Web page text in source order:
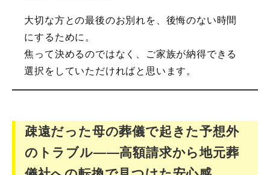
大切な方との最後のお別れを、後悔のない時間
にするために。
焦って決めるのではなく、ご家族が納得できる
選択をしていただければと思います。
疎遠だった母の葬儀で起きた予想外
のトラブル――高額請求から地元葬